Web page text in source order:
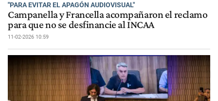
"PARA EVITAR EL APAGÓN AUDIOVISUAL"
Campanella y Francella acompañaron el reclamo
para que no se desfinancie al INCAA
11-02-2026 10:59